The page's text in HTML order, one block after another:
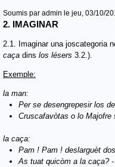
Soumis par admin le jeu, 03/10/
2. IMAGINAR
2.1. Imaginar una joscategoria
caça dins los lésers 3.2.).
Exemple:
la man:
Per se desengrepesir los
Cruscafavòtas o lo Majofre
la caça:
Pam ! Pam ! deslarguèt
As tuat quicòm a la caça?